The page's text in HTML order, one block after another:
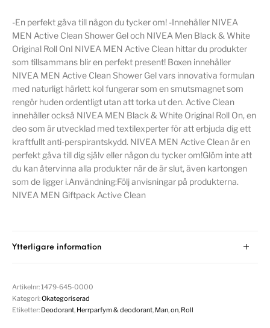
-En perfekt gåva till någon du tycker om! -Innehåller NIVEA
MEN Active Clean Shower Gel och NIVEA Men Black & White
Original Roll OnI NIVEA MEN Active Clean hittar du produkter
som tillsammans blir en perfekt present! Boxen innehåller
NIVEA MEN Active Clean Shower Gel vars innovativa formulan
med naturligt härlett kol fungerar som en smutsmagnet som
rengör huden ordentligt utan att torka ut den. Active Clean
innehåller också NIVEA MEN Black & White Original Roll On, en
deo som är utvecklad med textilexperter för att erbjuda dig ett
kraftfullt anti-perspirantskydd. NIVEA MEN Active Clean är en
perfekt gåva till dig själv eller någon du tycker om!Glöm inte att
du kan återvinna alla produkter när de är slut, även kartongen
som de ligger i.Användning:Följ anvisningar på produkterna.
NIVEA MEN Giftpack Active Clean
Ytterligare information
Artikelnr:1479-645-0000
Kategori:Okategoriserad
Etiketter: Deodorant Herrparfym & deodorant Man ,on Roll